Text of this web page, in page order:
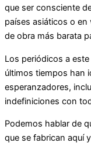
que ser consciente
países asiáticos o en
de obra más barata
Los periódicos a
últimos tiempos han
esperanzadores,
indefiniciones con
Podemos hablar de
que se fabrican aquí